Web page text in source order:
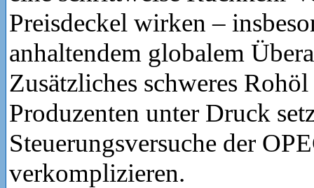
Preisdeckel wirken –
anhaltendem globalem
Zusätzliches schweres
Produzenten unter Druck
Steuerungsversuche der
verkomplizieren.